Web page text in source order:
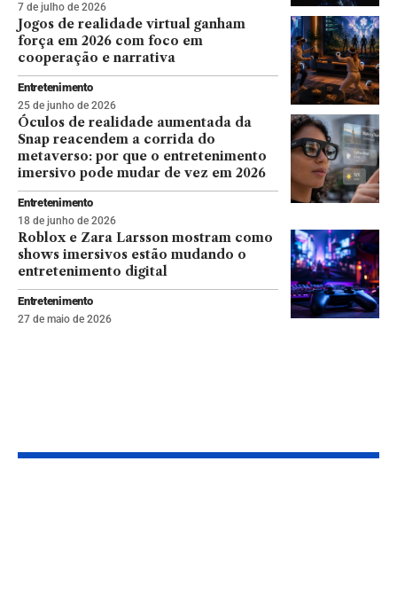
7 de julho de 2026
Jogos de realidade virtual ganham
força em 2026 com foco em
cooperação e narrativa
Entretenimento
25 de junho de 2026
Óculos de realidade aumentada da
Snap reacendem a corrida do
metaverso: por que o entretenimento
imersivo pode mudar de vez em 2026
Entretenimento
18 de junho de 2026
Roblox e Zara Larsson mostram como
shows imersivos estão mudando o
entretenimento digital
Entretenimento
27 de maio de 2026